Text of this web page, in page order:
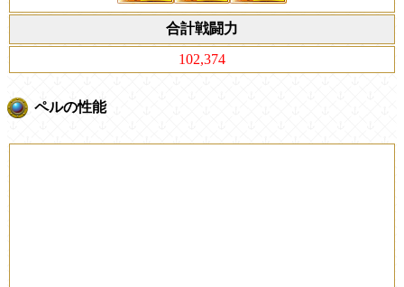
合計戦闘力
102,374
ペルの性能